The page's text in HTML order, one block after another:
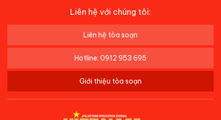
Liên hệ với chúng tôi:
Liên hệ tòa soạn
Hotline: 0912 953 695
Giới thiệu tòa soạn